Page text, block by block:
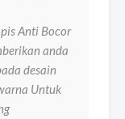
Anti Bocor
anda
desain
Untuk